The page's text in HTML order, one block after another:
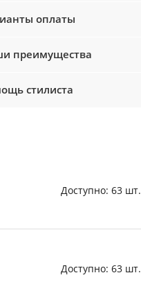
оплаты
преимущества
стилиста
Доступно: 63 шт.
Доступно: 63 шт.